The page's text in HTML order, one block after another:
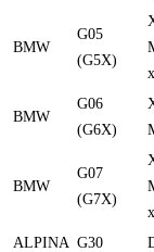
BMW
G05
(G5X)
BMW
G06
(G6X)
BMW
G07
(G7X)
ALPINA G30